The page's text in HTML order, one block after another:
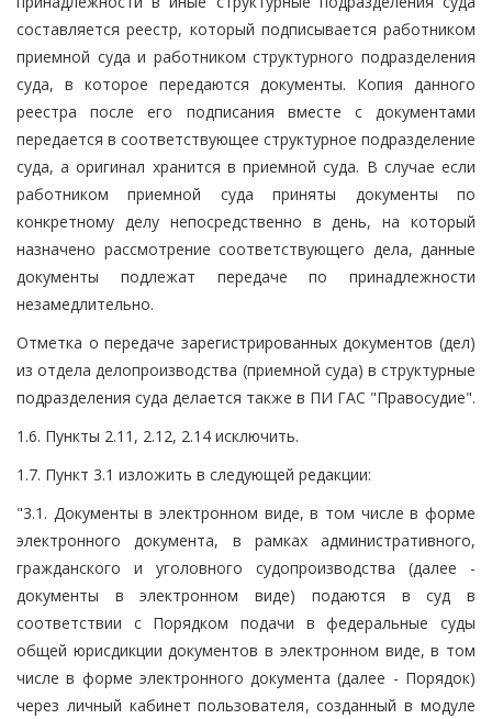
составляется реестр, который подписывается работником
приемной суда и работником структурного подразделения
суда, в которое передаются документы. Копия данного
реестра после его подписания вместе с документами
передается в соответствующее структурное подразделение
суда, а оригинал хранится в приемной суда. В случае если
работником приемной суда приняты документы по
конкретному делу непосредственно в день, на который
назначено рассмотрение соответствующего дела, данные
документы подлежат передаче по принадлежности
незамедлительно.
Отметка о передаче зарегистрированных документов (дел)
из отдела делопроизводства (приемной суда) в структурные
подразделения суда делается также в ПИ ГАС "Правосудие".
1.6. Пункты 2.11, 2.12, 2.14 исключить.
1.7. Пункт 3.1 изложить в следующей редакции:
"3.1. Документы в электронном виде, в том числе в форме
электронного документа, в рамках административного,
гражданского и уголовного судопроизводства (далее -
документы в электронном виде) подаются в суд в
соответствии с Порядком подачи в федеральные суды
общей юрисдикции документов в электронном виде, в том
числе в форме электронного документа (далее - Порядок)
через личный кабинет пользователя, созданный в модуле